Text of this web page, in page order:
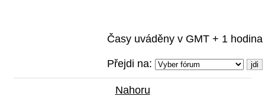
Časy uváděny v GMT + 1 hodina
Přejdi na:
Nahoru